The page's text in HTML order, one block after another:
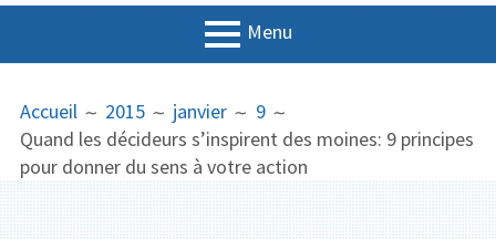
Menu
PRINCIPAL
Bien-être
D'ARIANE
Accueil 2015 janvier
9
Quand les décideurs s’inspirent des moines: 9 principes
pour donner du sens à votre action